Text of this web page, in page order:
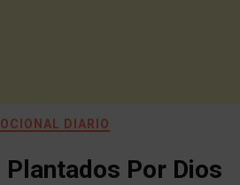
DIARIO
Plantados Por Dios